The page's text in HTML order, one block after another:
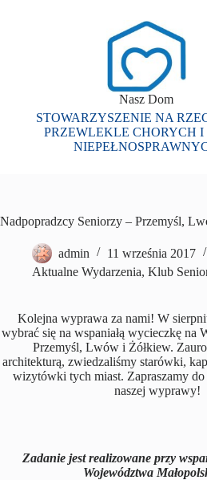
Nasz Dom
STOWARZYSZENIE NA
PRZEWLEKLE CHORYCH I
Nadpopradzcy Seniorzy – Przemyśl,
admin
11 września 2017
Aktualne Wydarzenia, Klub
Kolejna wyprawa za nami! W
wybrać się na wspaniałą wycieczkę na
Przemyśl, Lwów i Żółkiew.
architekturą, zwiedzaliśmy starówki,
wizytówki tych miast. Zapraszamy
naszej wyprawy!
Zadanie jest realizowane przy
Województwa